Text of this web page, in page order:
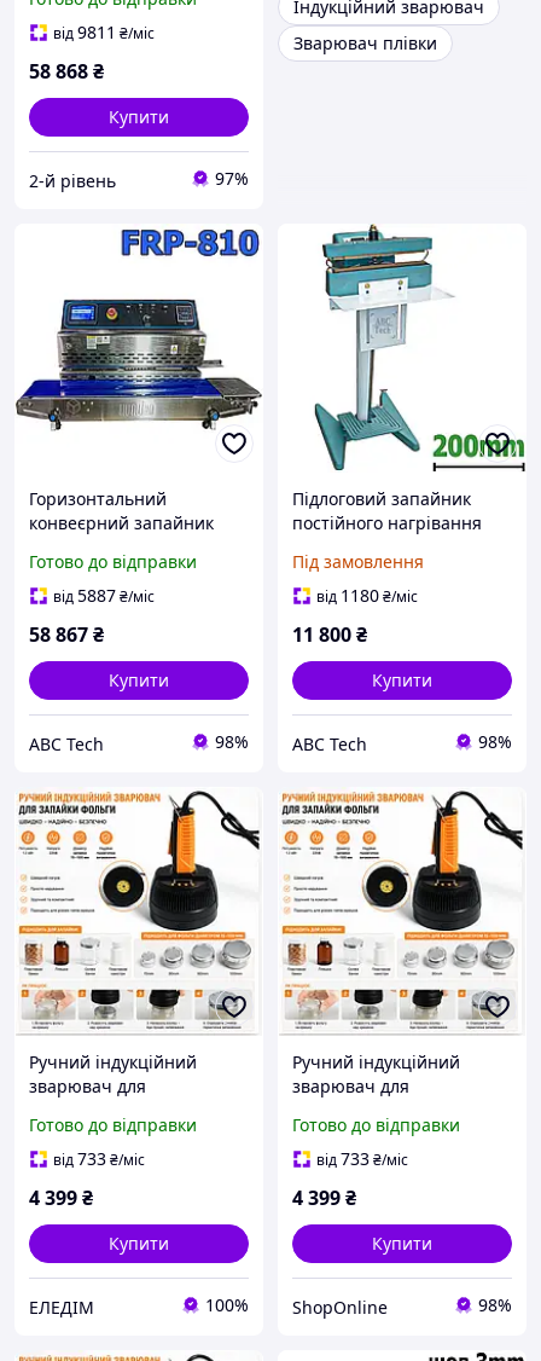
пакетів із кольоровим
датером Шов 10 мм
від9811 ₴/міс
58 868₴
Купити
2-й рівень 97%
Індукційний зварювач
Зварювач плівки
Горизонтальний
конвеєрний запайник
Роликовий запайник із
кольоровим датером 80
Готово до відправки
від5887₴/міс
58 867₴
Купити
ABC Tech 98%
Підлоговий запайник
постійного нагрівання
Шов 20 мм Переносний
підлоговий запайник
Під замовлення
від 1180₴/міс
11 800₴
Купити
ABC Tech 98%
Ручний індукційний
зварювач для
фольги 15 100 мм, 220В,
1.2 кВт
Готово до відправки
від733₴/міс
4 399₴
Купити
ЕЛЕДІМ 100%
Ручний індукційний
зварювач для
фольги 15 100 мм, 220В,
1.2 кВт
Готово до відправки
від733₴/міс
4 399₴
Купити
ShopOnline 98%